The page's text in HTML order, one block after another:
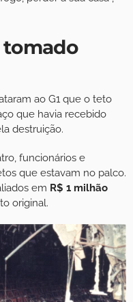
tomado
ao G1 que o teto
que havia recebido
destruição.
funcionários e
que estavam no palco.
em R$ 1 milhão
original.